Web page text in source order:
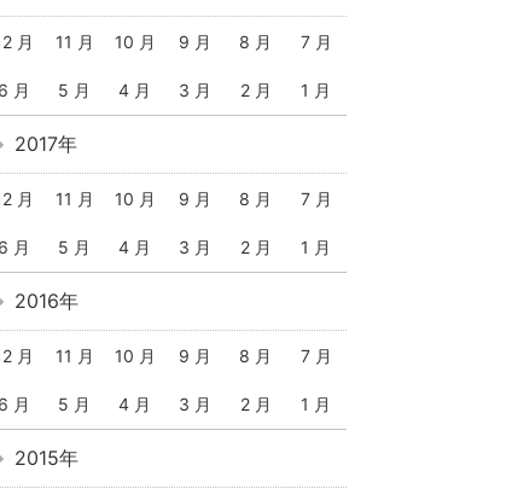
月 11 月 10 月 9 月 8 月 7 月
6 月 5 月 4 月 3 月 2 月 1 月
2017年
月 11 月 10 月 9 月 8 月 7 月
6 月 5 月 4 月 3 月 2 月 1 月
2016年
月 11 月 10 月 9 月 8 月 7 月
6 月 5 月 4 月 3 月 2 月 1 月
2015年